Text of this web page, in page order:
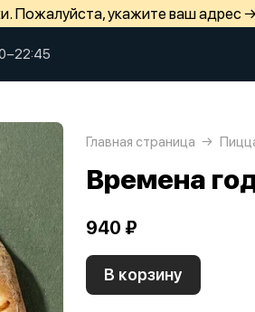
Пожалуйста, укажите ваш адрес →
Главная страница
Времена
940 ₽
В корзину